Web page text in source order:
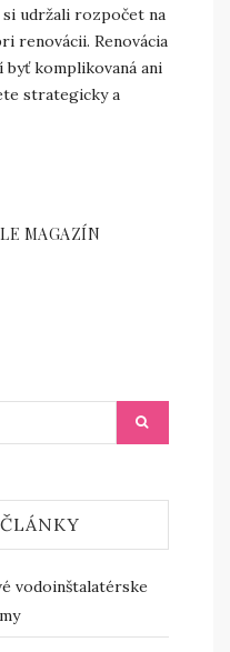
si udržali rozpočet na
renovácii. Renovácia
byť komplikovaná ani
strategicky a
MAGAZÍN
vodoinštalatérske